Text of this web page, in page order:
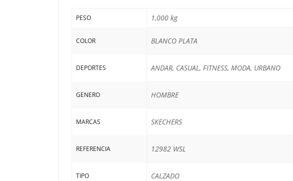
PESO 1,000 kg
COLOR BLANCO PLATA
DEPORTES ANDAR, CASUAL, FITNESS, MODA, URBANO
GENERO HOMBRE
MARCAS SKECHERS
REFERENCIA 12982 WSL
TIPO CALZADO